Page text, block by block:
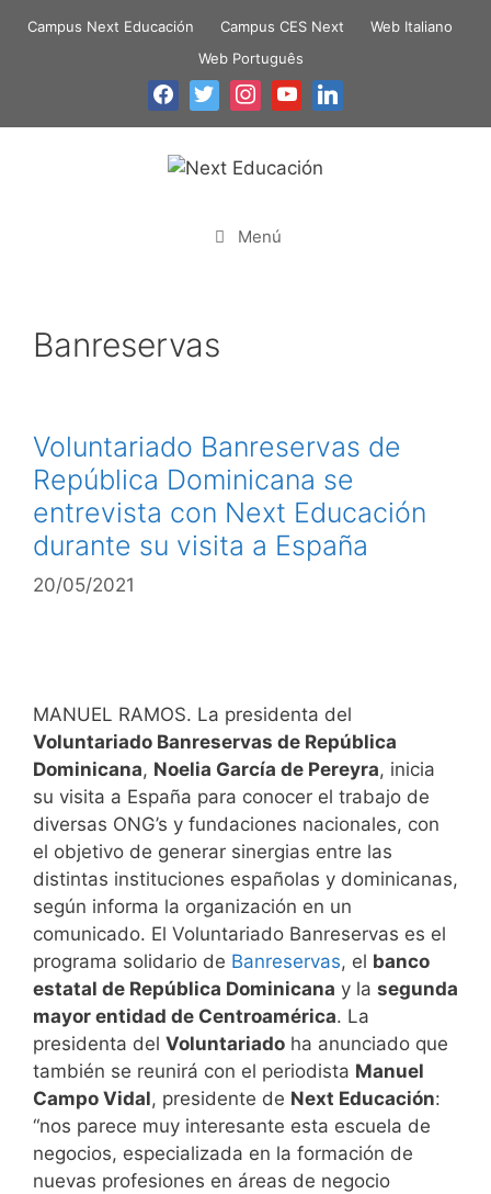
Campus Next Educación Campus CES Next
Web Italiano
Web Português
Menú
Banreservas
Voluntariado Banreservas de
República Dominicana se
entrevista con Next Educación
durante su visita a España
20/05/2021
MANUEL RAMOS. La presidenta del
Voluntariado Banreservas de República
Dominicana, Noelia García de Pereyra, inicia
su visita a España para conocer el trabajo de
diversas ONG’s y fundaciones nacionales, con
el objetivo de generar sinergias entre las
distintas instituciones españolas y dominicanas,
según informa la organización en un
comunicado. El Voluntariado Banreservas es el
programa solidario de Banreservas, el banco
estatal de República Dominicana y la segunda
mayor entidad de Centroamérica. La
presidenta del Voluntariado ha anunciado que
también se reunirá con el periodista Manuel
Campo Vidal, presidente de Next Educación:
“nos parece muy interesante esta escuela de
negocios, especializada en la formación de
nuevas profesiones en áreas de negocio